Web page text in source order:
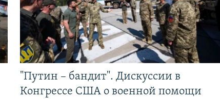
"Путин – бандит". Дискуссии в
Конгрессе США о военной помощи